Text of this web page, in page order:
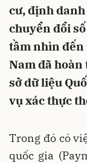
cư, định
chuyển đổi
tầm nhìn đến
Nam đã
sở dữ liệu
vụ xác thực
Trong đó có
quốc gia